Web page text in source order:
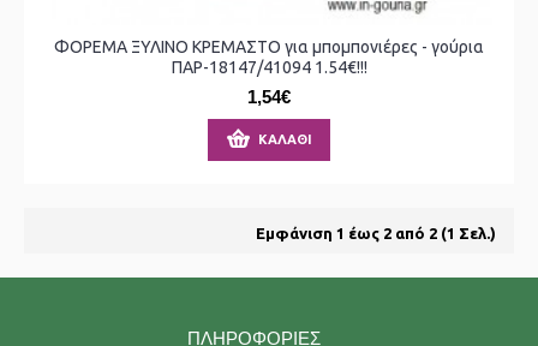
ΦΟΡΕΜΑ ΞΥΛΙΝΟ ΚΡΕΜΑΣΤΟ για μπομπονιέρες - γούρια
ΠΑΡ-18147/41094 1.54€!!!
1,54€
ΚΑΛΆΘΙ
Εμφάνιση 1 έως 2 από 2 (1 Σελ.)
ΠΛΗΡΟΦΟΡΊΕΣ